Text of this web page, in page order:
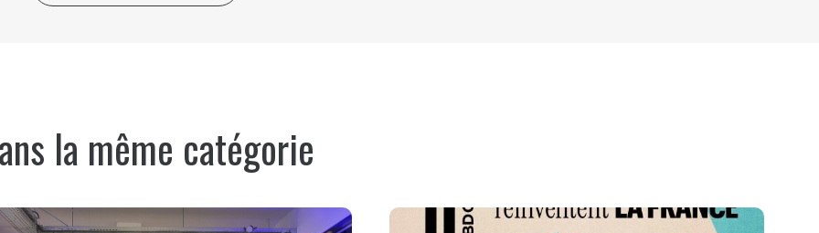
la même catégorie